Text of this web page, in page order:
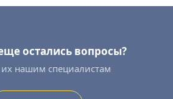
остались вопросы?
их нашим специалистам